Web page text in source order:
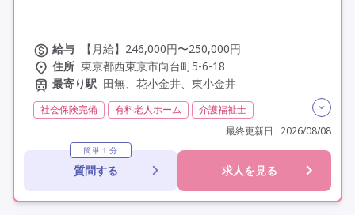
給与
【月給】246,000円〜250,000円
住所 東京都西東京市向台町5-6-18
最寄り駅 田無、花小金井、東小金井
社会保険完備 有料老人ホーム
介護福祉士
初任者研修(ヘルパー2級)
残業月20時間以内
常勤
オープニングスタッフ
オープン3年以内
交通費支給
学歴不問
未経験歓迎
定年60歳以上
定年65歳以上
車通勤可
最終更新日 : 2026/08/08
簡単１分
質問する 求人を見る